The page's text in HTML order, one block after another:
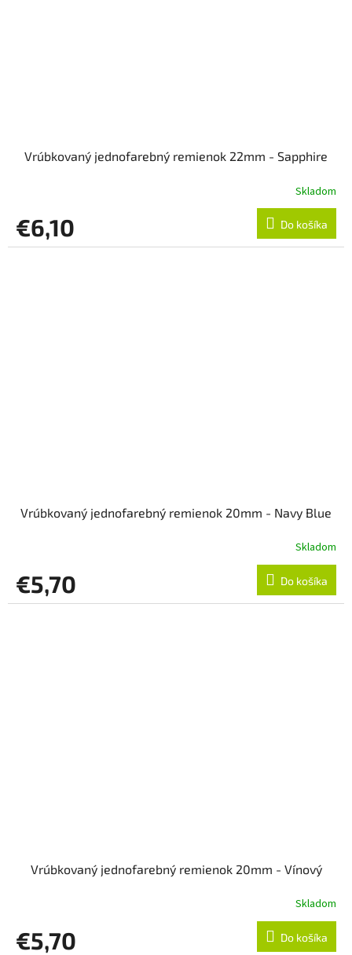
Vrúbkovaný jednofarebný remienok 22mm - Sapphire
Skladom
€6,10 Do košíka
Vrúbkovaný jednofarebný remienok 20mm - Navy Blue
Skladom
€5,70 Do košíka
Vrúbkovaný jednofarebný remienok 20mm - Vínový
Skladom
€5,70 Do košíka